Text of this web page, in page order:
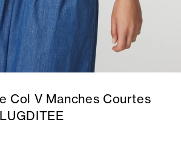
Col V Manches Courtes